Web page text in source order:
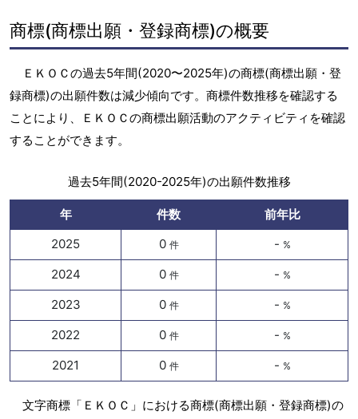
商標(商標出願・登録商標)の概要
ＥＫＯＣの過去5年間(2020〜2025年)の商標(商標出願・登
録商標)の出願件数は減少傾向です。商標件数推移を確認する
ことにより、ＥＫＯＣの商標出願活動のアクティビティを確認
することができます。
過去5年間(2020-2025年)の出願件数推移
年 件数
前年比
2025
0 件 - %
2024 0 件 - %
2023 0 件 - %
2022 0 件 - %
2021 0 件 - %
文字商標「ＥＫＯＣ」における商標(商標出願・登録商標)の